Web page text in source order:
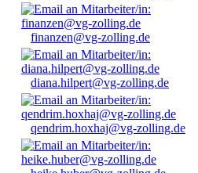
finanzen@vg-zolling.de
diana.hilpert@vg-zolling.de
qendrim.hoxhaj@vg-zolling.de